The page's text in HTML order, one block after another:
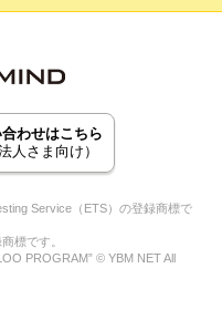
わせはこちら
人さま向け）
Service（ETS）の登録商標で
標です。
PROGRAM” © YBM NET All